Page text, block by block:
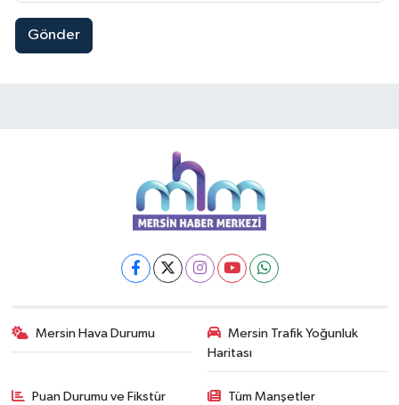
Gönder
Mersin Hava Durumu
Mersin Trafik Yoğunluk
Haritası
Puan Durumu ve Fikstür Tüm Manşetler